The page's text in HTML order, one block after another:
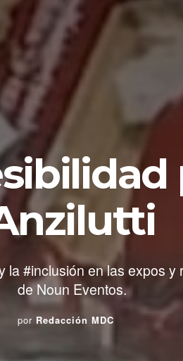
#inclusión en las expos
de Noun Eventos.
por Redacción MDC